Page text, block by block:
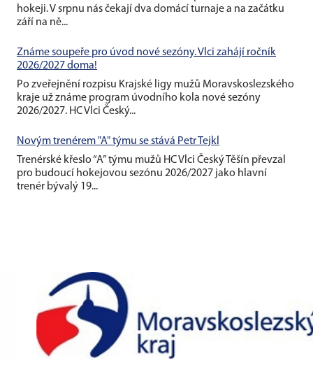
hokeji. V srpnu nás čekají dva domácí turnaje a na začátku
září na ně...
Známe soupeře pro úvod nové sezóny. Vlci zahájí ročník
2026/2027 doma!
Po zveřejnění rozpisu Krajské ligy mužů Moravskoslezského
kraje už známe program úvodního kola nové sezóny
2026/2027. HC Vlci Český...
Novým trenérem "A" týmu se stává Petr Tejkl
Trenérské křeslo “A” týmu mužů HC Vlci Český Těšín převzal
pro budoucí hokejovou sezónu 2026/2027 jako hlavní
trenér bývalý 19...